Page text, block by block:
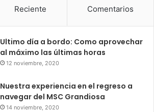
Reciente Comentarios
Ultimo día a bordo: Como aprovechar
al máximo las últimas horas
12 noviembre, 2020
Nuestra experiencia en el regreso a
navegar del MSC Grandiosa
14 noviembre, 2020